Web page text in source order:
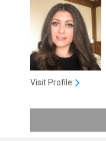
Visit Profile